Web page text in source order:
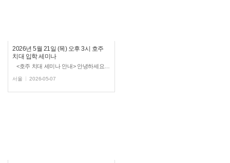
2026년 5월 21일 (목) 오후 3시 호주
치대 입학 세미나
서울 2026-05-07